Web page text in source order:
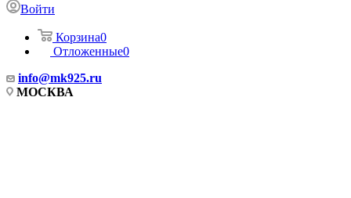
Войти
Корзина0
Отложенные0
info@mk925.ru
МОСКВА